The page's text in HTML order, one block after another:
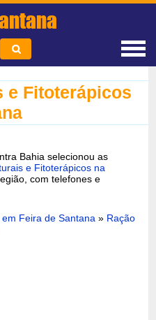
e Fitoterápicos
Bahia selecionou as
e Fitoterápicos na
com telefones e
Feira de Santana » Ração